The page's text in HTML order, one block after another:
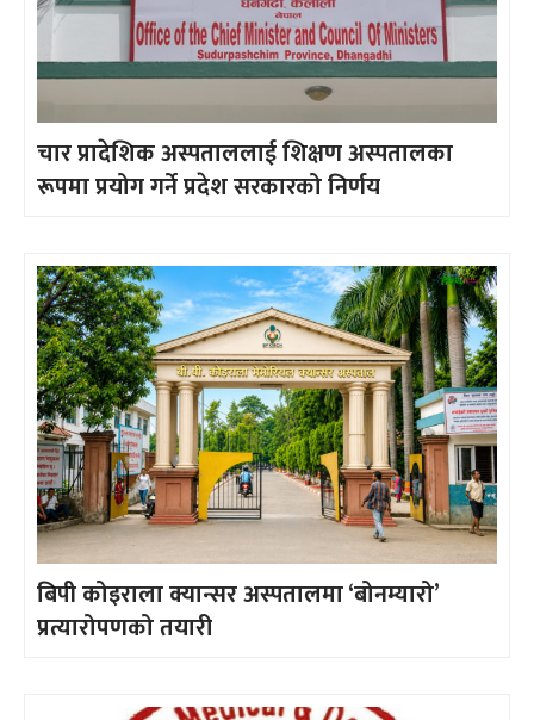
चार प्रादेशिक अस्पताललाई शिक्षण अस्पतालका
रूपमा प्रयोग गर्ने प्रदेश सरकारको निर्णय
बिपी कोइराला क्यान्सर अस्पतालमा ‘बोनम्यारो’
प्रत्यारोपणको तयारी